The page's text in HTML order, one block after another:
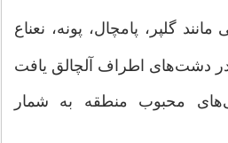
مانند گلپر، پامچال، پونه، نعناع
دشت‌های اطراف آلچالق یافت
محبوب منطقه به شمار